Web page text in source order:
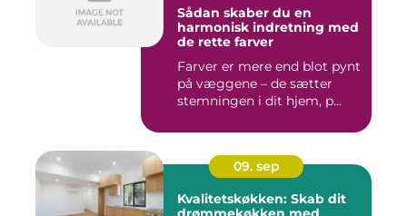
Sådan skaber du en
harmonisk indretning med
de rette farver
Farver er mere end blot pynt
på væggene – de sætter
stemningen i dit hjem, p...
09. sep
Kvalitetskøkken: Skab dit